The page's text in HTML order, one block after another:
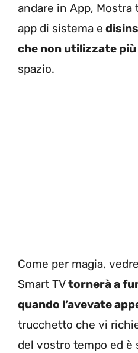
andare in App, Mostra
app di sistema e
che non utilizzate più
spazio.
Come per magia,
Smart TVtornerà a
quando l’avevate
trucchetto che vi
del vostro tempo ed è